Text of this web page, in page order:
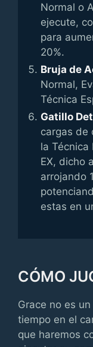
Normal o
ejecute,
para
20%.
Bruja de
Normal,
Técnica
Gatillo
cargas de
la Técnica
EX, dicho
arrojando
estas en
CÓMO
Grace no es
tiempo en el
que haremos